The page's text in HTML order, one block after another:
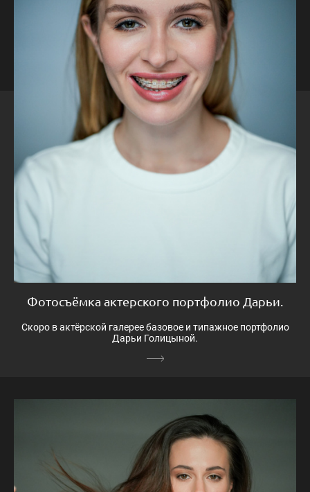
Фотосъёмка актерского портфолио Дарьи.
Скоро в актёрской галерее базовое и типажное портфолио
Дарьи Голицыной.